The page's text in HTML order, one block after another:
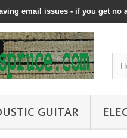
email issues - if you get no
GUITAR